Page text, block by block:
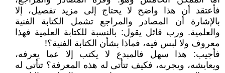
فأعتقد أن هذا واضح لا يحتاج إلى مزيد تفصيل، إلا
بالإشارة أن المصادر والمراجع تشمل الكتابة الفنية
والعلمية. ورب قائل يقول: بالنسبة للكتابة العلمية فهذا
معروف ولا لبس فيه، فماذا بشأن الكتابة الفنية؟!
فأجيب: هذا سهل فالمبدع لا يكتب إلا عما يعرفه،
ويعايشه، ويجربه، فكيف تتأتى له هذه المعرفة؟ تتأتى له